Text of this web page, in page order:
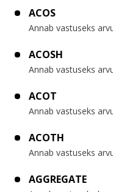
ACOS
Annab vastuseks
ACOSH
Annab vastuseks
ACOT
Annab vastuseks
ACOTH
Annab vastuseks
AGGREGATE